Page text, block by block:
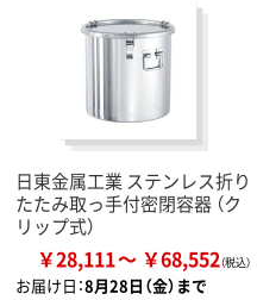
日東金属工業 ステンレス折り
たたみ取っ手付密閉容器 （ク
リップ式）
￥28,111 ￥68,552
お届け日：8月28日（金）まで